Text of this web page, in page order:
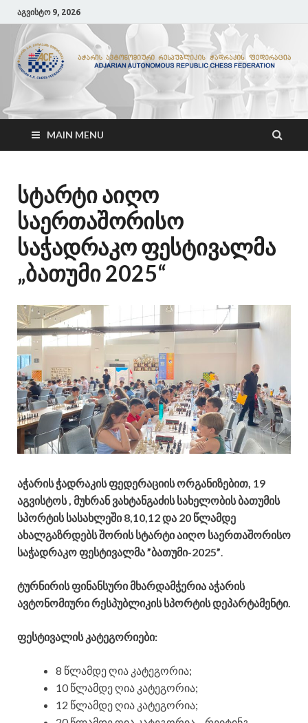
აგვისტო 9, 2026
ACF
აჭარის ჭადრაკის ფედერაცია
MAIN MENU
სტარტი აიღო
საერთაშორისო
საჭადრაკო ფესტივალმა
„ბათუმი 2025“
აჭარის ჭადრაკის ფედერაციის ორგანიზებით, 19
აგვისტოს , მუხრან ვახტანგაძის სახელობის ბათუმის
სპორტის სასახლეში 8,10,12 და 20 წლამდე
ახალგაზრდებს შორის სტარტი აიღო საერთაშორისო
საჭადრაკო ფესტივალმა ”ბათუმი-2025”.
ტურნირის ფინანსური მხარდამჭერია აჭარის
ავტონომიური რესპუბლიკის სპორტის დეპარტამენტი.
ფესტივალის კატეგორიები:
8 წლამდე ღია კატეგორია;
10 წლამდე ღია კატეგორია;
12 წლამდე ღია კატეგორია;